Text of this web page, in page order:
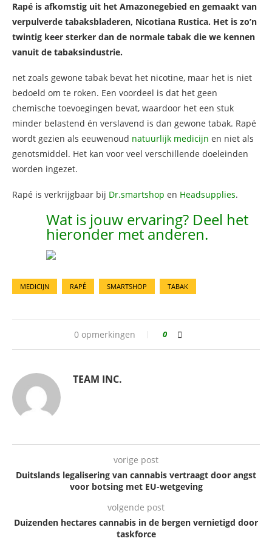
Rapé is afkomstig uit het Amazonegebied en gemaakt van
verpulverde tabaksbladeren, Nicotiana Rustica. Het is zo’n
twintig keer sterker dan de normale tabak die we kennen
vanuit de tabaksindustrie.
net zoals gewone tabak bevat het nicotine, maar het is niet
bedoeld om te roken. Een voordeel is dat het geen
chemische toevoegingen bevat, waardoor het een stuk
minder belastend én verslavend is dan gewone tabak. Rapé
wordt gezien als eeuwenoud natuurlijk medicijn en niet als
genotsmiddel. Het kan voor veel verschillende doeleinden
worden ingezet.
Rapé is verkrijgbaar bij Dr.smartshop en Headsupplies.
Wat is jouw ervaring? Deel het
hieronder met anderen.
MEDICIJN RAPÉ SMARTSHOP TABAK
0 opmerkingen 0
TEAM INC.
vorige post
Duitslands legalisering van cannabis vertraagt door angst
voor botsing met EU-wetgeving
volgende post
Duizenden hectares cannabis in de bergen vernietigd door
taskforce